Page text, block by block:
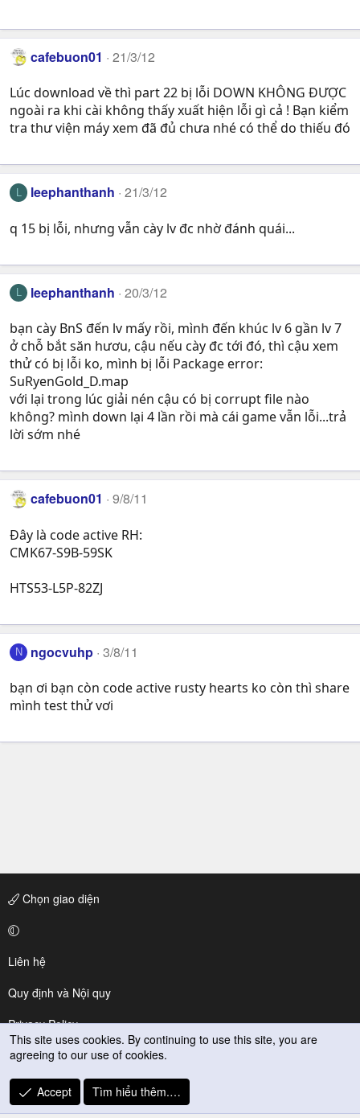
cafebuon01 21/3/12
Lúc download về thì part 22 bị lỗi DOWN KHÔNG ĐƯỢC
ngoài ra khi cài không thấy xuất hiện lỗi gì cả ! Bạn kiểm
tra thư viện máy xem đã đủ chưa nhé có thể do thiếu đó
L leephanthanh 21/3/12
q 15 bị lỗi, nhưng vẫn cày lv đc nhờ đánh quái...
L leephanthanh 20/3/12
bạn cày BnS đến lv mấy rồi, mình đến khúc lv 6 gần lv 7
ở chỗ bắt săn hươu, cậu nếu cày đc tới đó, thì cậu xem
thử có bị lỗi ko, mình bị lỗi Package error:
SuRyenGold_D.map
với lại trong lúc giải nén cậu có bị corrupt file nào
không? mình down lại 4 lần rồi mà cái game vẫn lỗi...trả
lời sớm nhé
cafebuon01 9/8/11
Đây là code active RH:
CMK67-S9B-59SK
HTS53-L5P-82ZJ
N ngocvuhp 3/8/11
bạn ơi bạn còn code active rusty hearts ko còn thì share
mình test thử vơi
Chọn giao diện
Liên hệ
Quy định và Nội quy
Privacy Policy
Trợ giúp
R
S
This site uses cookies. By continuing to use this site, you are
agreeing to our use of cookies.
Accept Tìm hiểu thêm.…